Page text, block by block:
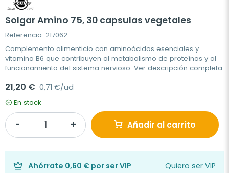
Solgar Amino 75, 30 capsulas vegetales
Referencia: 217062
Complemento alimenticio con aminoácidos esenciales y
vitamina B6 que contribuyen al metabolismo de proteínas y al
funcionamiento del sistema nervioso. Ver descripción completa
21,20 € 0,71 €/ud
En stock
Añadir al carrito
Ahórrate 0,60 € por ser VIP Quiero ser VIP